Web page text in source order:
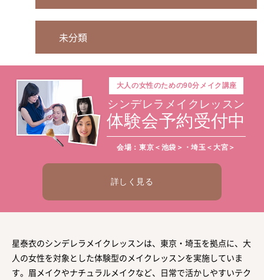
未分類
大人の女性のための90分メイク講座
シンデレラメイクレッスン
体験会予約受付中
会場：東京＜池袋＞・埼玉＜大宮＞
詳しく見る
星泰衣のシンデレラメイクレッスンは、東京・埼玉を拠点に、大
人の女性を対象とした体験型のメイクレッスンを実施していま
す。眉メイクやナチュラルメイクなど、日常で活かしやすいテク